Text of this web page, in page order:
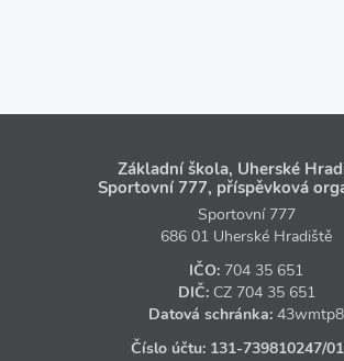
Základní škola, Uherské
Sportovní 777, příspěvková
Sportovní 777
686 01 Uherské Hradiště
IČO: 704 35 651
DIČ: CZ 704 35 651
Datová schránka: 43wmtp8
Číslo účtu: 131‑739810247/